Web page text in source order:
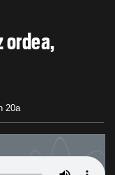
ordea,
20a